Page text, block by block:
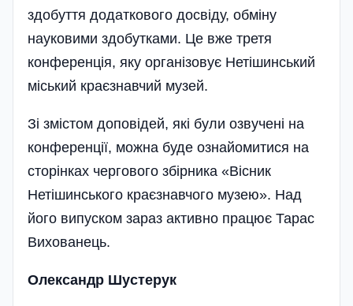
здобуття додаткового досвіду, обміну
науковими здобутками. Це вже третя
конференція, яку організовує Нетішинський
міський краєзнавчий музей.
Зі змістом доповідей, які були озвучені на
конференції, можна буде ознайомитися на
сторінках чергового збірника «Вісник
Нетішинського краєзнавчого музею». Над
його випуском зараз активно працює Тарас
Вихованець.
Олександр Шустерук